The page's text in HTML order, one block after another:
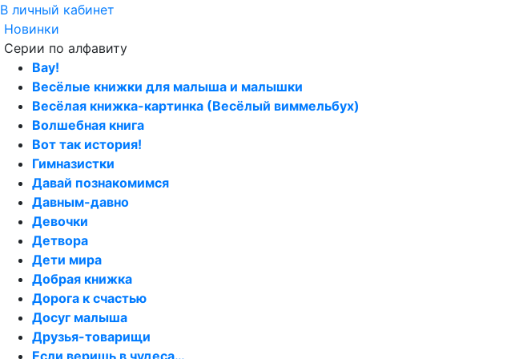
В личный кабинет
Новинки
Серии по алфавиту
Вау!
Весёлые книжки для малыша и малышки
Весёлая книжка-картинка (Весёлый виммельбух)
Волшебная книга
Вот так история!
Гимназистки
Давай познакомимся
Давным-давно
Девочки
Детвора
Дети мира
Добрая книжка
Дорога к счастью
Досуг малыша
Друзья-товарищи
Если веришь в чудеса…